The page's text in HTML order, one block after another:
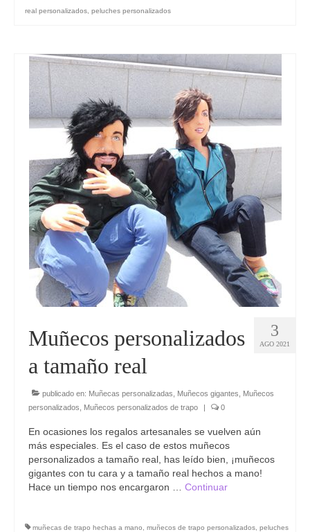
real personalizados peluches personalizados
3
AGO 2021
Muñecos personalizados
a tamaño real
publicado en: Muñecas personalizadas Muñecos gigantes
Muñecos
personalizados
Muñecos personalizados de trapo | 0
En ocasiones los regalos artesanales se vuelven aún
más especiales. Es el caso de estos muñecos
personalizados a tamaño real, has leído bien, ¡muñecos
gigantes con tu cara y a tamaño real hechos a mano!
Hace un tiempo nos encargaron … Continuar
muñecas de trapo hechas a mano muñecos de trapo personalizados peluches